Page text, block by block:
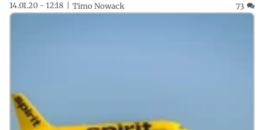
14.01.20 - 12:18 Timo Nowack 73